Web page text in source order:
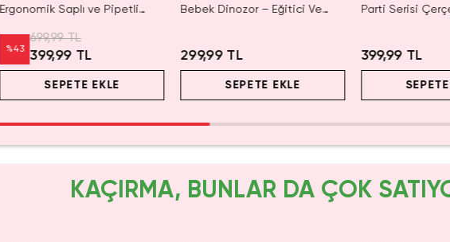
Ergonomik Saplı ve Pipetli
%43
699,99 TL
399,99 TL
SEPETE EKLE
Bebek Dinozor – Eğitici Ve
299,99 TL
SEPETE EKLE
Parti Serisi
399,99 TL
KAÇIRMA, BUNLAR DA ÇOK